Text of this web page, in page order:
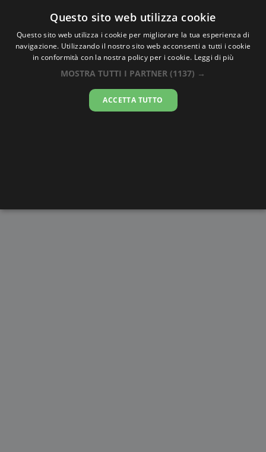
Oraesatta.co
Ora EsattaEsfahan
10:38:03
Questo sito web utilizza cookie
Questo sito web utilizza i cookie per migliorare la tua esperienza di
navigazione. Utilizzando il nostro sito web acconsenti a tutti i cookie
in conformità con la nostra policy per i cookie. Leggi di più
MOSTRA TUTTI I PARTNER (1137) →
ACCETTA TUTTO